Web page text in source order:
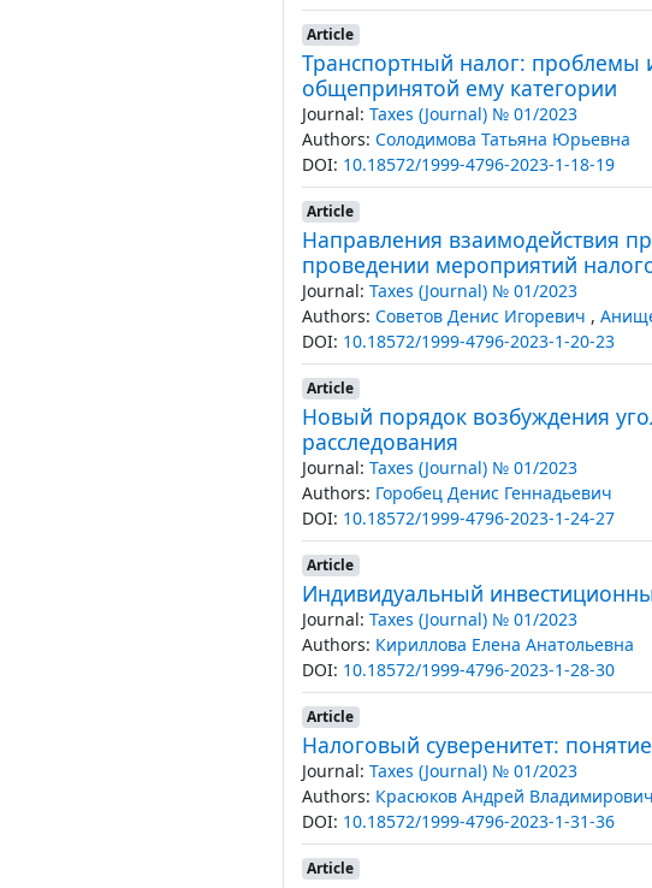
Article
Транспортный налог: проблемы
общепринятой ему категории
Journal: Taxes (Journal) № 01/2023
Authors: Солодимова Татьяна Юрьевна
DOI: 10.18572/1999-4796-2023-1-18-19
Article
Направления взаимодействия
проведении мероприятий
Journal: Taxes (Journal) № 01/2023
Authors: Советов Денис Игоревич ,
DOI: 10.18572/1999-4796-2023-1-20-23
Article
Новый порядок возбуждения
расследования
Journal: Taxes (Journal) № 01/2023
Authors: Горобец Денис Геннадьевич
DOI: 10.18572/1999-4796-2023-1-24-27
Article
Индивидуальный
Journal: Taxes (Journal) № 01/2023
Authors: Кириллова Елена Анатольевна
DOI: 10.18572/1999-4796-2023-1-28-30
Article
Налоговый суверенитет:
Journal: Taxes (Journal) № 01/2023
Authors: Красюков Андрей Владимирович
DOI: 10.18572/1999-4796-2023-1-31-36
Article